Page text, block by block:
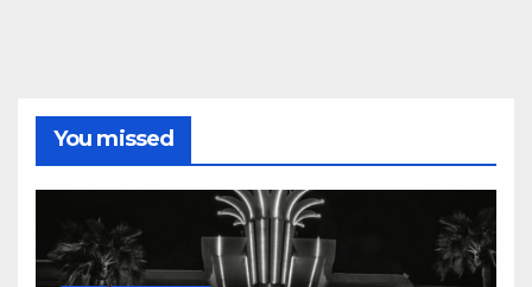
You missed